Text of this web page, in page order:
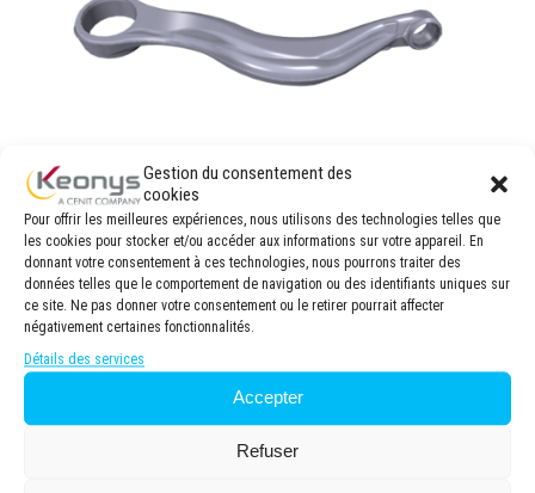
Gestion du consentement des
cookies
Pour offrir les meilleures expériences, nous utilisons des technologies telles que
les cookies pour stocker et/ou accéder aux informations sur votre appareil. En
donnant votre consentement à ces technologies, nous pourrons traiter des
données telles que le comportement de navigation ou des identifiants uniques sur
ce site. Ne pas donner votre consentement ou le retirer pourrait affecter
négativement certaines fonctionnalités.
Détails des services
Accepter
Refuser
THK
TEMOIGNAGE CLIENT KEONYS : THK,
pionnier mondial dans le développement du
mouvement linéaire (LM) mécanisme de
guide, exploite les capacités du portefeuille
de SIMULATION avec : Abaqus, Tosca, FE-